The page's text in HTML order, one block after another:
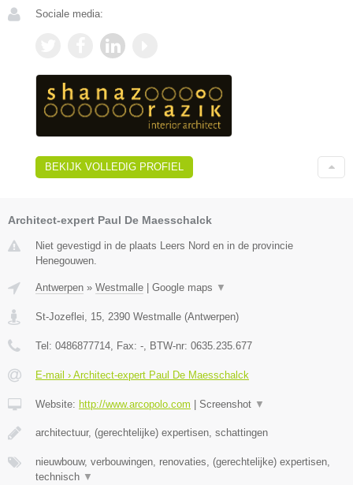
Sociale media:
BEKIJK VOLLEDIG PROFIEL
Architect-expert Paul De Maesschalck
Niet gevestigd in de plaats Leers Nord en in de provincie
Henegouwen.
Antwerpen » Westmalle Google maps ▼
St-Jozeflei, 15 2390 Westmalle (Antwerpen)
Tel: 0486877714 , Fax: - , BTW-nr: 0635.235.677
E-mail › Architect-expert Paul De Maesschalck
Website: http://www.arcopolo.com Screenshot ▼
architectuur, (gerechtelijke) expertisen, schattingen
nieuwbouw, verbouwingen, renovaties, (gerechtelijke) expertisen,
technisch ▼